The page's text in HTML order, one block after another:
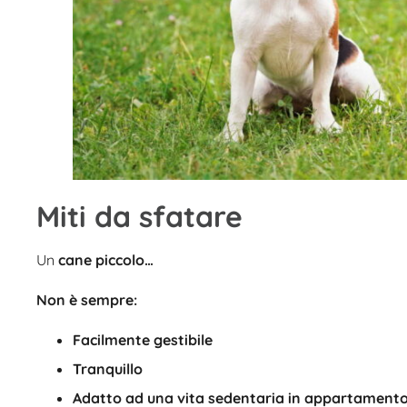
Miti da sfatare
Un cane piccolo…
Non è sempre:
Facilmente gestibile
Tranquillo
Adatto ad una vita sedentaria in